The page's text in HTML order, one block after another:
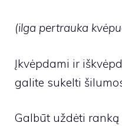
(ilga pertrauka
Įkvėpdami ir
galite sukelti
Galbūt uždėti